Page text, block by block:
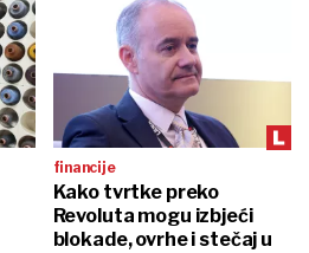
financije
Kako tvrtke preko
Revoluta mogu izbjeći
blokade, ovrhe i stečaj u